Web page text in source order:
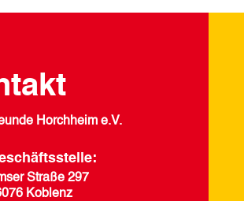
Horchheim e.V.
Straße 297
Koblenz